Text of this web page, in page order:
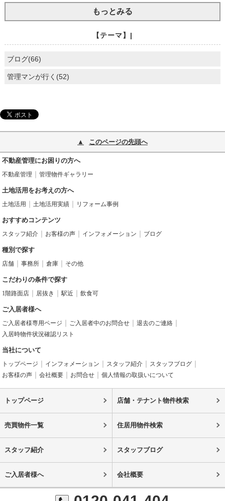
もっとみる
【テーマ】|
ブログ(66)
管理マンが行く(52)
このページの先頭へ
不動産管理にお困りの方へ
不動産管理 管理物件ギャラリー
土地活用をお考えの方へ
土地活用 土地活用実績 リフォーム事例
おすすめコンテンツ
スタッフ紹介 お客様の声 インフォメーション ブログ
種別で探す
店舗 事務所 倉庫 その他
こだわりの条件で探す
1階路面店 居抜き 駅近 飲食可
ご入居者様へ
ご入居者様専用ページ ご入居者中のお問合せ
退去のご連絡
入居時物件状況確認リスト
当社について
トップページ インフォメーション スタッフ紹介
スタッフブログ
お客様の声
会社概要 お問合せ 個人情報の取扱いについて
トップページ 店舗・テナント物件検索
売買物件一覧 住居用物件検索
スタッフ紹介 スタッフブログ
ご入居者様へ 会社概要